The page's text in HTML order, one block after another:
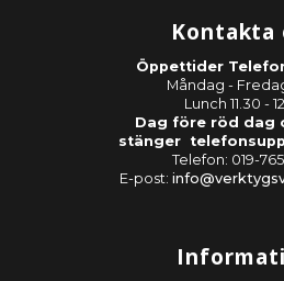
Kontakta
Öppettider
Måndag -
Lunch 11.30 -
Dag före röd dag
stänger
Telefon: 019-
E-post: